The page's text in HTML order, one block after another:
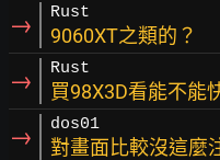
→ Rust
9060XT之類的？
→ Rust
買98X3D看能不能
→ dos01
對畫面比較沒這麼